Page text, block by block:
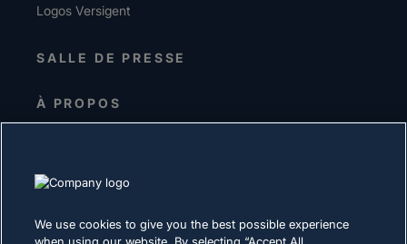
Logos Versigent
SALLE DE PRESSE
À PROPOS
Equipe de direction
Fournisseurs
We use cookies to give you the best possible experience